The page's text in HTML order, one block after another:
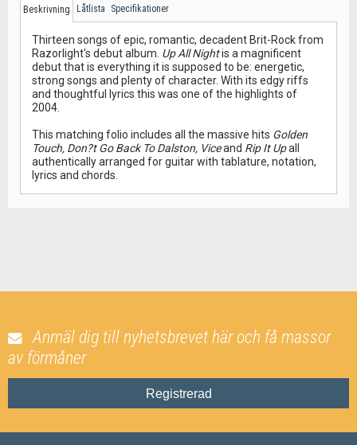
Beskrivning Låtlista Specifikationer
Thirteen songs of epic, romantic, decadent Brit-Rock from
Razorlight's debut album. Up All Nightis a magnificent
debut that is everything it is supposed to be: energetic,
strong songs and plenty of character. With its edgy riffs
and thoughtful lyrics this was one of the highlights of
2004.
This matching folio includes all the massive hits Golden
Touch, Don?t Go Back To Dalston, Viceand Rip It Upall
authentically arranged for guitar with tablature, notation,
lyrics and chords.
Anmäl dig till nyhetsbrevet här och få massor
av förmåner
Registrerad